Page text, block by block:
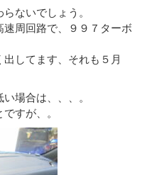
ないでしょう。
周回路で、９９７ターボ
してます、それも５月
場合は、、、。
すが、。